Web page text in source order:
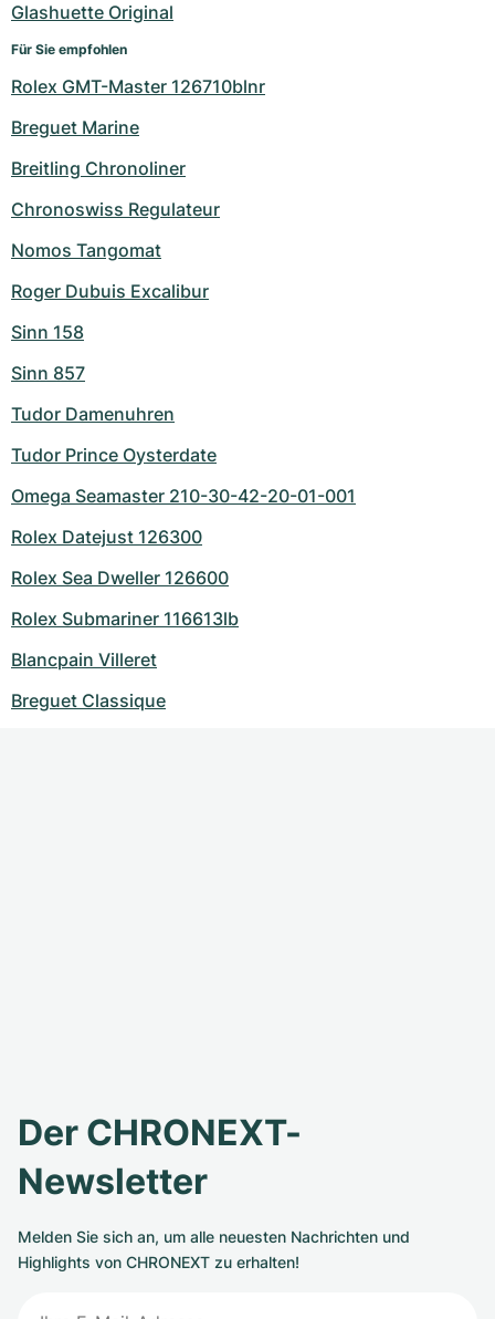
Glashuette Original
Für Sie empfohlen
Rolex GMT-Master 126710blnr
Breguet Marine
Breitling Chronoliner
Chronoswiss Regulateur
Nomos Tangomat
Roger Dubuis Excalibur
Sinn 158
Sinn 857
Tudor Damenuhren
Tudor Prince Oysterdate
Omega Seamaster 210-30-42-20-01-001
Rolex Datejust 126300
Rolex Sea Dweller 126600
Rolex Submariner 116613lb
Blancpain Villeret
Breguet Classique
Der CHRONEXT-
Newsletter
Melden Sie sich an, um alle neuesten Nachrichten und
Highlights von CHRONEXT zu erhalten!